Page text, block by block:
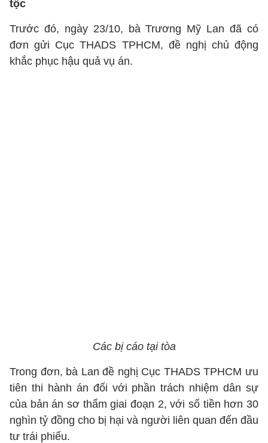
tộc
Trước đó, ngày 23/10, bà Trương Mỹ Lan đã có
đơn gửi Cục THADS TPHCM, đề nghị chủ động
khắc phục hậu quả vụ án.
Các bị cáo tại tòa
Trong đơn, bà Lan đề nghị Cục THADS TPHCM ưu
tiên thi hành án đối với phần trách nhiệm dân sự
của bản án sơ thẩm giai đoạn 2, với số tiền hơn 30
nghìn tỷ đồng cho bị hại và người liên quan đến đầu
tư trái phiếu.